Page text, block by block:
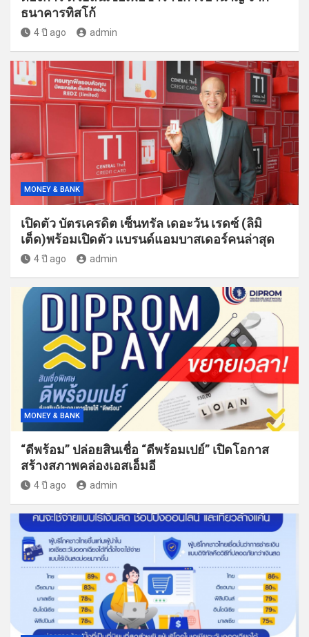
ธนาคารทิสโก้
4 ปี ago admin
MONEY & BANK
เปิดตัว บัตรเครดิต เซ็นทรัล เดอะวัน เรดซ์ (ลิมิ
เต็ด)พร้อมเปิดตัว แบรนด์แอมบาสเดอร์คนล่าสุด
4 ปี ago admin
MONEY & BANK
“ดีพร้อม” ปล่อยสินเชื่อ “ดีพร้อมเปย์” เปิดโอกาส
สร้างสภาพคล่องเอสเอ็มอี
4 ปี ago admin